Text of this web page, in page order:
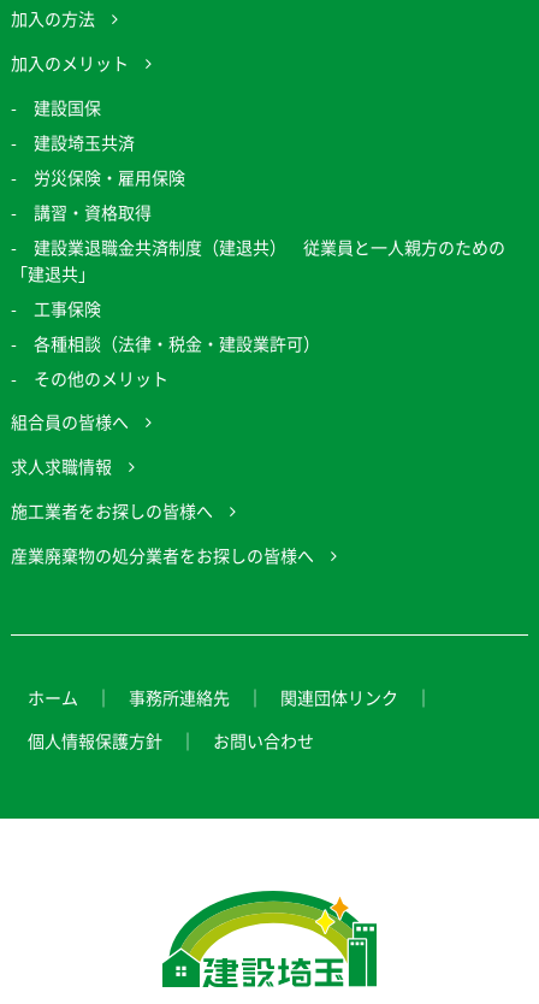
加入の方法
加入のメリット
建設国保
建設埼玉共済
労災保険・雇用保険
講習・資格取得
建設業退職金共済制度（建退共） 従業員と一人親方のための
「建退共」
工事保険
各種相談（法律・税金・建設業許可）
その他のメリット
組合員の皆様へ
求人求職情報
施工業者をお探しの皆様へ
産業廃棄物の処分業者をお探しの皆様へ
ホーム 事務所連絡先
関連団体リンク
個人情報保護方針
お問い合わせ